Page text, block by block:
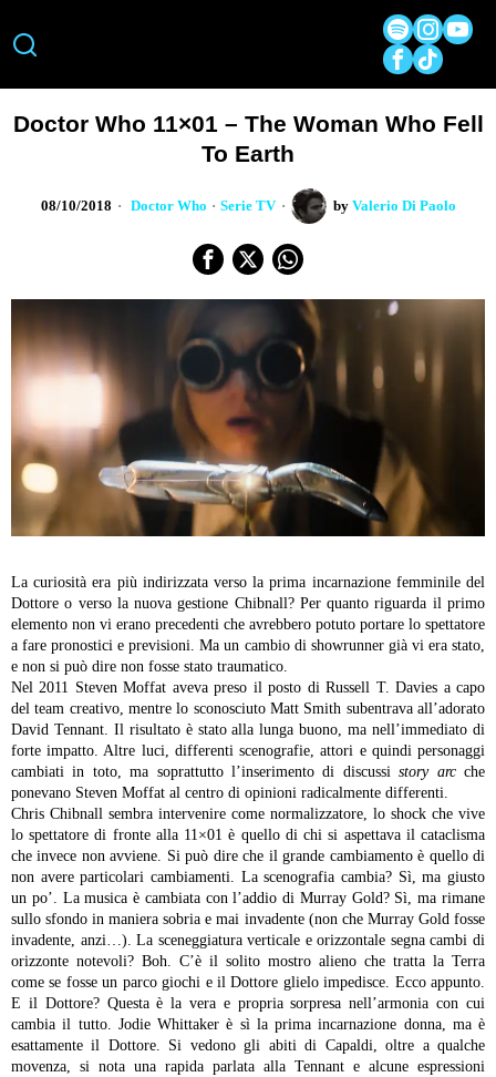
Doctor Who 11×01 – The Woman Who Fell
To Earth
08/10/2018 Doctor Who · Serie TV by Valerio Di Paolo
La curiosità era più indirizzata verso la prima incarnazione femminile del
Dottore o verso la nuova gestione Chibnall? Per quanto riguarda il primo
elemento non vi erano precedenti che avrebbero potuto portare lo spettatore
a fare pronostici e previsioni. Ma un cambio di showrunner già vi era stato,
e non si può dire non fosse stato traumatico.
Nel 2011 Steven Moffat aveva preso il posto di Russell T. Davies a capo
del team creativo, mentre lo sconosciuto Matt Smith subentrava all’adorato
David Tennant. Il risultato è stato alla lunga buono, ma nell’immediato di
forte impatto. Altre luci, differenti scenografie, attori e quindi personaggi
cambiati in toto, ma soprattutto l’inserimento di discussistory arcche
ponevano Steven Moffat al centro di opinioni radicalmente differenti.
Chris Chibnall sembra intervenire come normalizzatore, lo shock che vive
lo spettatore di fronte alla 11×01 è quello di chi si aspettava il cataclisma
che invece non avviene. Si può dire che il grande cambiamento è quello di
non avere particolari cambiamenti. La scenografia cambia? Sì, ma giusto
un po’. La musica è cambiata con l’addio di Murray Gold? Sì, ma rimane
sullo sfondo in maniera sobria e mai invadente (non che Murray Gold fosse
invadente, anzi…). La sceneggiatura verticale e orizzontale segna cambi di
orizzonte notevoli? Boh. C’è il solito mostro alieno che tratta la Terra
come se fosse un parco giochi e il Dottore glielo impedisce. Ecco appunto.
E il Dottore? Questa è la vera e propria sorpresa nell’armonia con cui
cambia il tutto. Jodie Whittaker è sì la prima incarnazione donna, ma è
esattamente il Dottore. Si vedono gli abiti di Capaldi, oltre a qualche
movenza, si nota una rapida parlata alla Tennant e alcune espressioni